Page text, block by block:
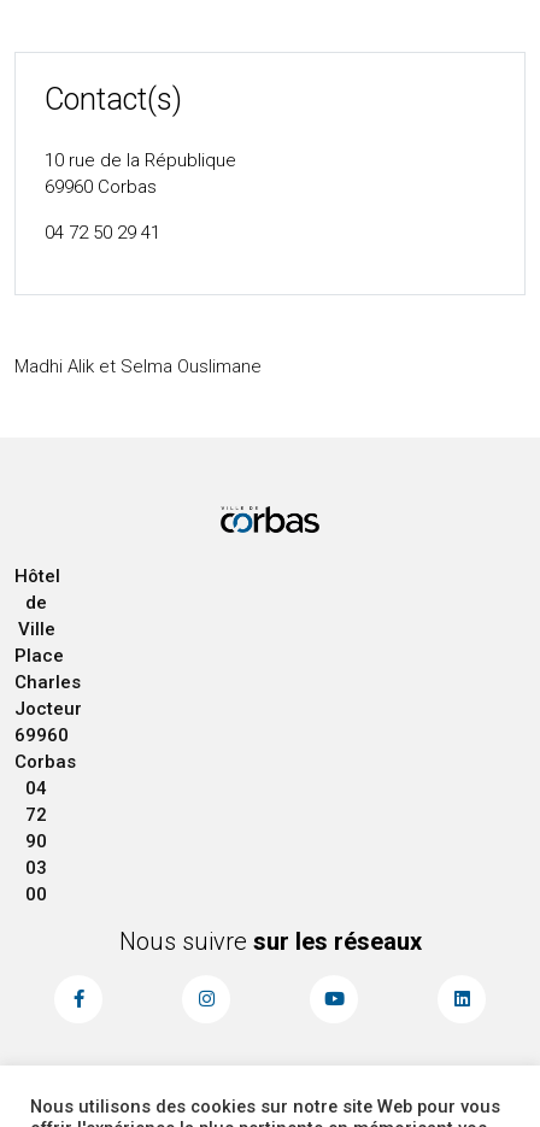
Contact(s)
10 rue de la République
69960 Corbas
04 72 50 29 41
Madhi Alik et Selma Ouslimane
Hôtel
de
Ville
Place
Charles
Jocteur
69960
Corbas
04
72
90
03
00
Nous suivre sur les réseaux
MENTIONS LÉGALES ACCESSIBILITÉ
Nous utilisons des cookies sur notre site Web pour vous